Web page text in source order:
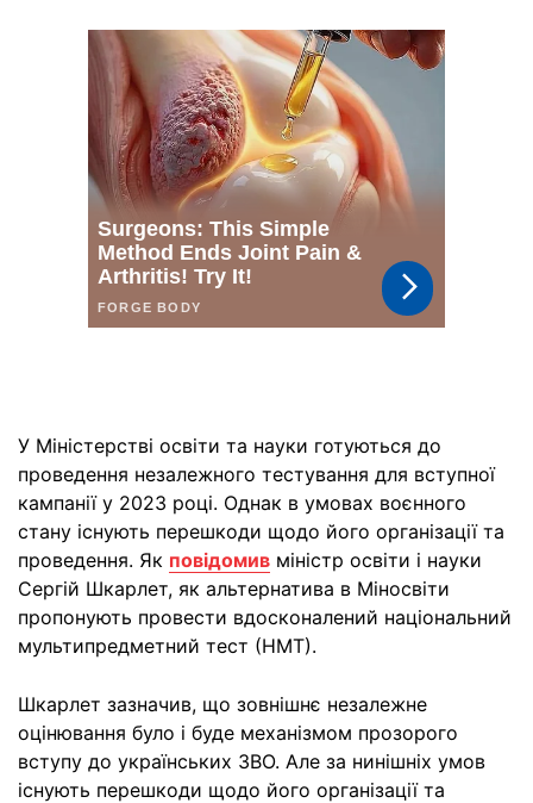
У Міністерстві освіти та науки готуються до
проведення незалежного тестування для вступної
кампанії у 2023 році. Однак в умовах воєнного
стану існують перешкоди щодо його організації та
проведення. Як повідомив міністр освіти і науки
Сергій Шкарлет, як альтернатива в Міносвіти
пропонують провести вдосконалений національний
мультипредметний тест (НМТ).
Шкарлет зазначив, що зовнішнє незалежне
оцінювання було і буде механізмом прозорого
вступу до українських ЗВО. Але за нинішніх умов
існують перешкоди щодо його організації та